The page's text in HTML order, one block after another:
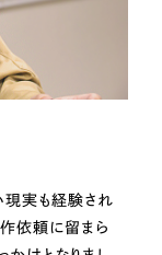
現実も経験され
作依頼に留まら